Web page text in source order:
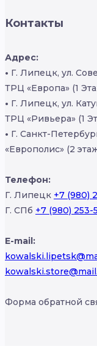
Контакты
Адрес:
• Г. Липецк, ул.
ТРЦ «Европа» (1
• Г. Липецк, ул.
ТРЦ «Ривьера» (1
• Г. Санкт-
«Европолис» (2
Телефон:
Г. Липецк +7 (980)
Г. СПб +7 (980) 253-
E-mail:
Форма обратной